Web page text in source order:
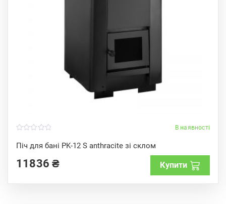
В наявності
Піч для бані PK-12 S anthracite зі склом
o
u
o
11836₴ Купити